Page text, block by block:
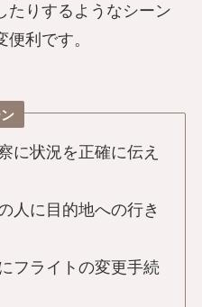
たりするようなシーン
利です。
に状況を正確に伝え
人に目的地への行き
フライトの変更手続